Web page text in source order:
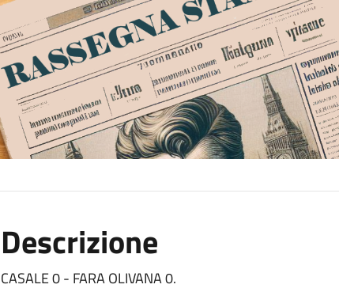
Descrizione
CASALE 0 - FARA OLIVANA 0.